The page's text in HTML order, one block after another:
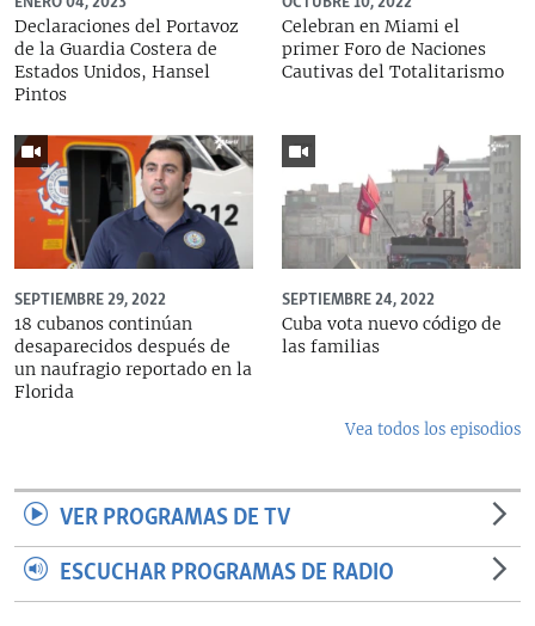
Declaraciones del Portavoz
de la Guardia Costera de
Estados Unidos, Hansel
Pintos
Celebran en Miami el
primer Foro de Naciones
Cautivas del Totalitarismo
SEPTIEMBRE 29, 2022
18 cubanos continúan
desaparecidos después de
un naufragio reportado en la
Florida
SEPTIEMBRE 24, 2022
Cuba vota nuevo código de
las familias
Vea todos los episodios
VER PROGRAMAS DE TV
ESCUCHAR PROGRAMAS DE RADIO